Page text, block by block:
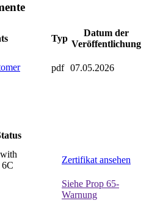
Typ
Datum der
Veröffentlichung
pdf 07.05.2026
Zertifikat ansehen
Siehe Prop 65-
Warnung